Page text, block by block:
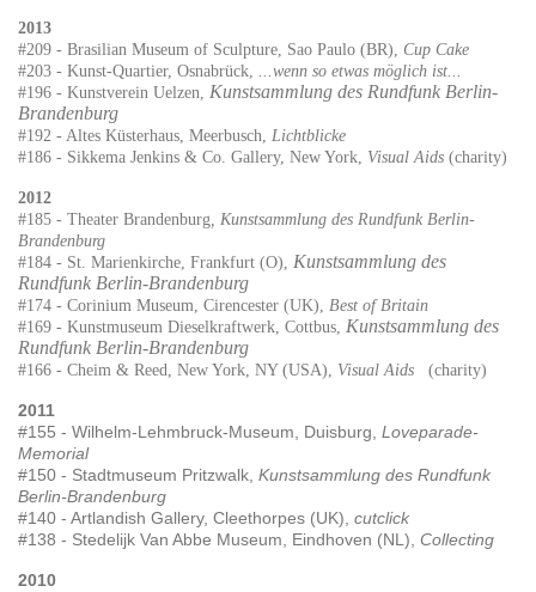
2013
#209 - Brasilian Museum of Sculpture, Sao Paulo (BR), Cup Cake
#203 - Kunst-Quartier, Osnabrück,
...wenn so etwas möglich ist...
#196 - Kunstverein Uelzen, Kunstsammlung des Rundfunk Berlin-
Brandenburg
#192 - Altes Küsterhaus, Meerbusch, Lichtblicke
#186 - Sikkema Jenkins & Co. Gallery, New York, Visual Aids (charity)
2012
#185 - Theater Brandenburg , Kunstsammlung des Rundfunk Berlin-
Brandenburg
#184 - St. Marienkirche, Frankfurt (O),
Kunstsammlung des
Rundfunk Berlin-Brandenburg
#174 - Corinium Museum, Cirencester (UK), Best of Britain
#169 - Kunstmuseum Dieselkraftwerk, Cottbus, Kunstsammlung des
Rundfunk Berlin-Brandenburg
#166 - Cheim & Reed, New York, NY (USA), Visual Aids (charity)
2011
#155 - Wilhelm-Lehmbruck-Museum, Duisburg, Loveparade-
Memorial
#150 - Stadtmuseum Pritzwalk, Kunstsammlung des Rundfunk
Berlin-Brandenburg
#140 - Artlandish Gallery, Cleethorpes (UK), cutclick
#138 - Stedelijk Van Abbe Museum, Eindhoven (NL), Collecting
2010